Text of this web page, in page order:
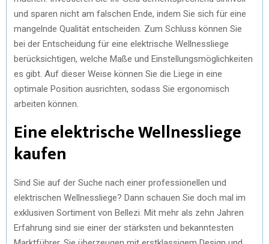
und sparen nicht am falschen Ende, indem Sie sich für eine
mangelnde Qualität entscheiden. Zum Schluss können Sie
bei der Entscheidung für eine elektrische Wellnessliege
berücksichtigen, welche Maße und Einstellungsmöglichkeiten
es gibt. Auf dieser Weise können Sie die Liege in eine
optimale Position ausrichten, sodass Sie ergonomisch
arbeiten können.
Eine elektrische Wellnessliege
kaufen
Sind Sie auf der Suche nach einer professionellen und
elektrischen Wellnessliege? Dann schauen Sie doch mal im
exklusiven Sortiment von Bellezi. Mit mehr als zehn Jahren
Erfahrung sind sie einer der stärksten und bekanntesten